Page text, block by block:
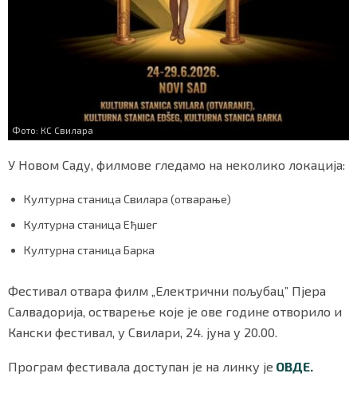
Фото: КС Свилара
У Новом Саду, филмове гледамо на неколико локација:
Културна станица Свилара (отварање)
Културна станица Еђшег
Културна станица Барка
Фестивал отвара филм „Електрични пољубац” Пјера
Салвадорија, остварење које је ове године отворило и
Кански фестивал, у Свилари, 24. јуна у 20.00.
Програм фестивала доступан је на линку је ОВДЕ.
Услови коришћења
ПРЕУЗМИТЕ НАШУ АПЛИКАЦИЈУ